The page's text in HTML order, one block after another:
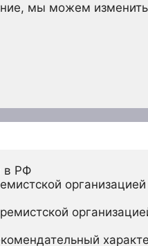
мы можем
в РФ